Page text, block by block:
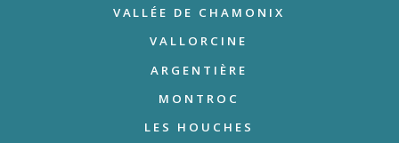
VALLÉE DE CHAMONIX
VALLORCINE
ARGENTIÈRE
MONTROC
LES HOUCHES